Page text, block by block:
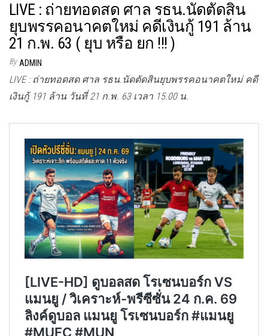
LIVE : ถ่ายทอดสด ศาล รธน.นัดตัดสิน
ยุบพรรคอนาคตใหม่ คดีเงินกู้ 191 ล้าน
21 ก.พ. 63 ( ยุบ หรือ ยก !!! )
By ADMIN
LIVE : ถ่ายทอดสด ศาล รธน.นัดตัดสินยุบพรรคอนาคตใหม่ คดี
เงินกู้ 191 ล้าน วันที่ 21 ก.พ. 63 เวลา 15.00 น.